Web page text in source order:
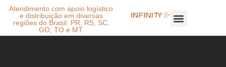
Atendimento com apoio logístico
e distribuição em diversas
regiões do Brasil: PR, RS, SC,
GO, TO e MT.